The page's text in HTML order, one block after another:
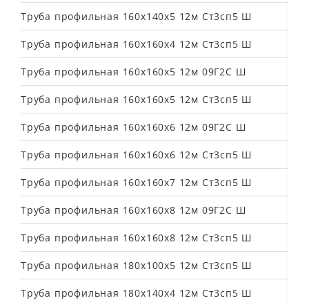
Труба профильная 160х140х5 12м Ст3сп5 Ш
Труба профильная 160х160х4 12м Ст3сп5 Ш
Труба профильная 160х160х5 12м 09Г2С Ш
Труба профильная 160х160х5 12м Ст3сп5 Ш
Труба профильная 160х160х6 12м 09Г2С Ш
Труба профильная 160х160х6 12м Ст3сп5 Ш
Труба профильная 160х160х7 12м Ст3сп5 Ш
Труба профильная 160х160х8 12м 09Г2С Ш
Труба профильная 160х160х8 12м Ст3сп5 Ш
Труба профильная 180х100х5 12м Ст3сп5 Ш
Труба профильная 180х140х4 12м Ст3сп5 Ш